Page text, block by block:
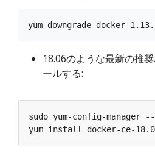
18.06のような最新の推
ールする: